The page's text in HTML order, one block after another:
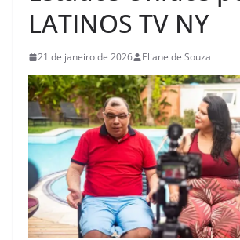
LATINOS TV NY
21 de janeiro de 2026 Eliane de Souza